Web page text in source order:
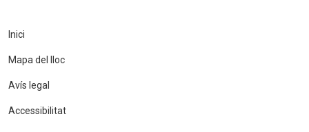
Inici
Mapa del lloc
Avís legal
Accessibilitat